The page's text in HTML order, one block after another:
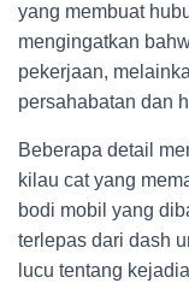
yang membuat
mengingatkan
pekerjaan,
persahabatan dan
Beberapa detail
kilau cat yang
bodi mobil yang
terlepas dari dash
lucu tentang